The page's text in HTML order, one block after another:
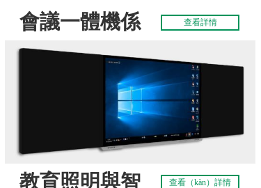
會議一體機係
統
查看詳情
教育照明與智 查看（kàn）詳情